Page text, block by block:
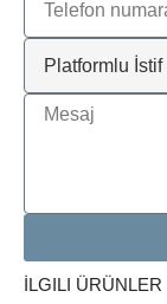
İLGILI ÜRÜNLER